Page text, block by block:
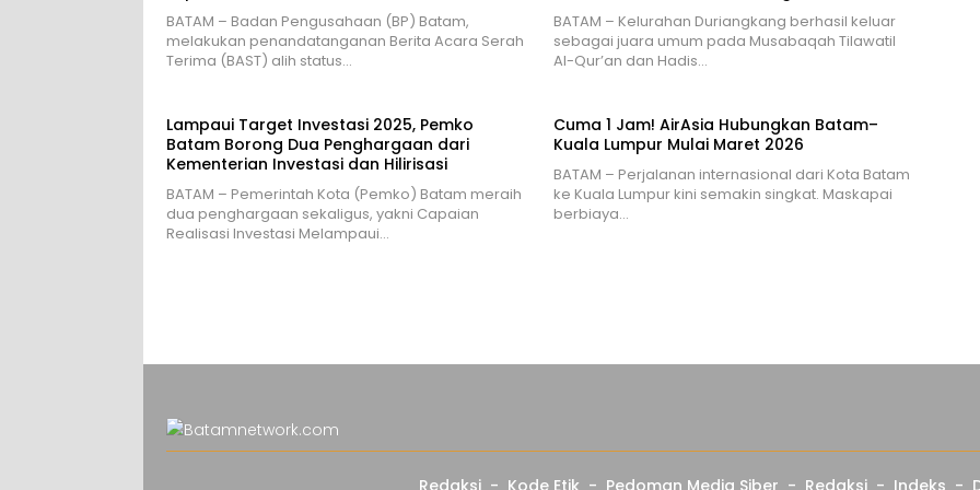
BATAM – Badan Pengusahaan (BP) Batam,
melakukan penandatanganan Berita Acara Serah
Terima (BAST) alih status…
BATAM – Kelurahan Duriangkang berhasil keluar
sebagai juara umum pada Musabaqah Tilawatil
Al-Qur’an dan Hadis…
Lampaui Target Investasi 2025, Pemko
Batam Borong Dua Penghargaan dari
Kementerian Investasi dan Hilirisasi
BATAM – Pemerintah Kota (Pemko) Batam meraih
dua penghargaan sekaligus, yakni Capaian
Realisasi Investasi Melampaui…
Cuma 1 Jam! AirAsia Hubungkan Batam–
Kuala Lumpur Mulai Maret 2026
BATAM – Perjalanan internasional dari Kota Batam
ke Kuala Lumpur kini semakin singkat. Maskapai
berbiaya…
Redaksi Kode Etik Pedoman Media Siber Redaksi Indeks